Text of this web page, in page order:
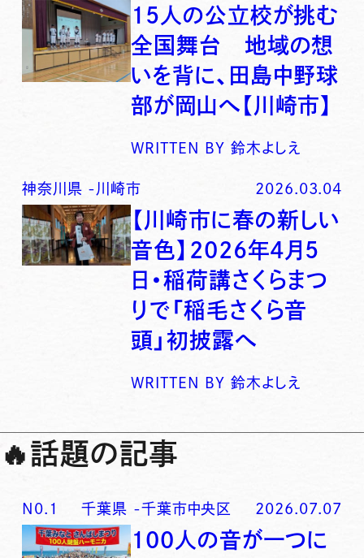
15人の公立校が挑む
全国舞台 地域の想
いを背に、田島中野球
部が岡山へ【川崎市】
WRITTEN BY 鈴木よしえ
神奈川県 - 川崎市 2026.03.04
【川崎市に春の新しい
音色】2026年4月5
日・稲荷講さくらまつ
りで「稲毛さくら音
頭」初披露へ
WRITTEN BY 鈴木よしえ
🔥話題の記事
N0. 1 千葉県 -千葉市中央区 2026.07.07
100人の音が一つに